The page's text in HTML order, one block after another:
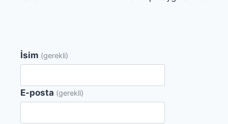
İsim (gerekli)
E-posta (gerekli)